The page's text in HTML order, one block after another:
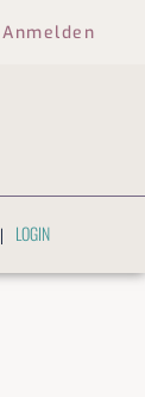
Anmelden
| LOGIN